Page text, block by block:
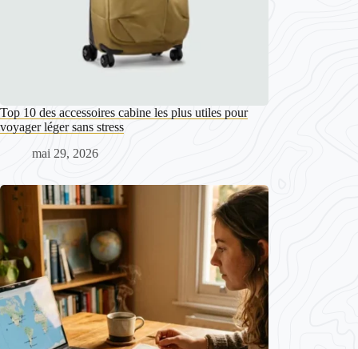
Top 10 des accessoires cabine les plus utiles pour
voyager léger sans stress
mai 29, 2026